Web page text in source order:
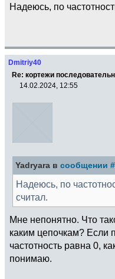
Надеюсь, по
Dmitriy40
Re: кортежи
14.02.2024, 12:55
Yadryara в сообщении
Надеюсь, по
считал.
Мне непонятно. Что
каким цепочкам? Если
частотность равна 0,
понимаю.